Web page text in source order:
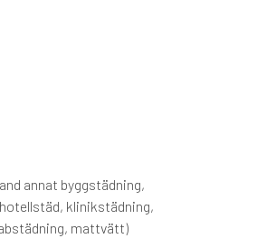
annat byggstädning,
klinikstädning,
mattvätt)